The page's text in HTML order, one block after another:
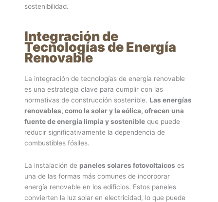
sostenibilidad.
Integración de
Tecnologías de Energía
Renovable
La integración de tecnologías de energía renovable
es una estrategia clave para cumplir con las
normativas de construcción sostenible. Las energías
renovables, como la solar y la eólica, ofrecen una
fuente de energía limpia y sostenible que puede
reducir significativamente la dependencia de
combustibles fósiles.
La instalación de paneles solares fotovoltaicos es
una de las formas más comunes de incorporar
energía renovable en los edificios. Estos paneles
convierten la luz solar en electricidad, lo que puede